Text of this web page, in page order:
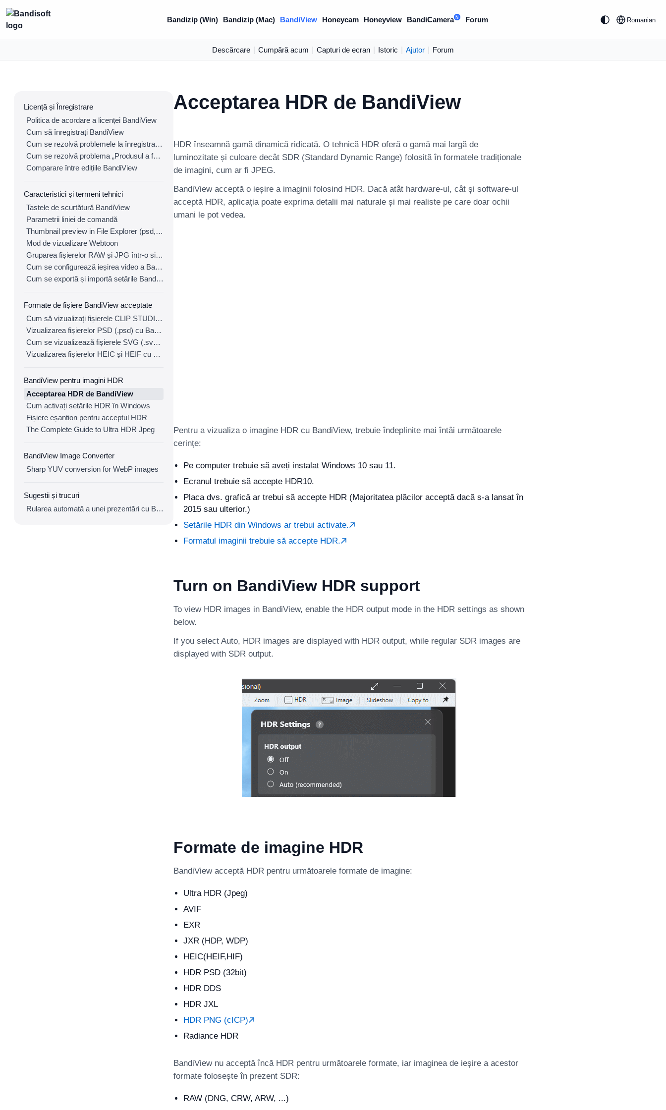
Bandizip (Win) Bandizip (Mac) BandiView Honeycam Honeyview BandiCamera N Forum Romanian
Descărcare Cumpără acum Capturi de ecran Istoric Ajutor Forum
Licență și Înregistrare
Politica de acordare a licenței BandiView
Cum să înregistrați BandiView
Cum se rezolvă problemele la înregistrarea BandiView
Cum se rezolvă problema „Produsul a fost înregistrat pe prea multe dispozitive”.
Comparare între edițiile BandiView
Caracteristici și termeni tehnici
Tastele de scurtătură BandiView
Parametrii liniei de comandă
Thumbnail preview in File Explorer (psd, clip, ...)
Mod de vizualizare Webtoon
Gruparea fișierelor RAW și JPG într-o singură imagine
Cum se configurează ieșirea video a BandiView
Cum se exportă și importă setările BandiView
Formate de fișiere BandiView acceptate
Cum să vizualizați fișierele CLIP STUDIO PAINT (.clip) cu BandiView
Vizualizarea fișierelor PSD (.psd) cu BandiView
Cum se vizualizează fișierele SVG (.svg) cu BandiView
Vizualizarea fișierelor HEIC și HEIF cu BandiView
BandiView pentru imagini HDR
Acceptarea HDR de BandiView
Cum activați setările HDR în Windows
Fișiere eșantion pentru acceptul HDR
The Complete Guide to Ultra HDR Jpeg
BandiView Image Converter
Sharp YUV conversion for WebP images
Sugestii și trucuri
Rularea automată a unei prezentări cu BandiView
Acceptarea HDR de BandiView
HDR înseamnă gamă dinamică ridicată. O tehnică HDR oferă o gamă mai largă de
luminozitate și culoare decât SDR (Standard Dynamic Range) folosită în formatele tradiționale
de imagini, cum ar fi JPEG.
BandiView acceptă o ieșire a imaginii folosind HDR. Dacă atât hardware-ul, cât și software-ul
acceptă HDR, aplicația poate exprima detalii mai naturale și mai realiste pe care doar ochii
umani le pot vedea.
Pentru a vizualiza o imagine HDR cu BandiView, trebuie îndeplinite mai întâi următoarele
cerințe:
Pe computer trebuie să aveți instalat Windows 10 sau 11.
Ecranul trebuie să accepte HDR10.
Placa dvs. grafică ar trebui să accepte HDR (Majoritatea plăcilor acceptă dacă s-a lansat în
2015 sau ulterior.)
Setările HDR din Windows ar trebui activate.
Formatul imaginii trebuie să accepte HDR.
Turn on BandiView HDR support
To view HDR images in BandiView, enable the HDR output mode in the HDR settings as shown
below.
If you select Auto, HDR images are displayed with HDR output, while regular SDR images are
displayed with SDR output.
Formate de imagine HDR
BandiView acceptă HDR pentru următoarele formate de imagine:
Ultra HDR (Jpeg)
AVIF
EXR
JXR (HDP, WDP)
HEIC(HEIF,HIF)
HDR PSD (32bit)
HDR DDS
HDR JXL
HDR PNG (cICP)
Radiance HDR
BandiView nu acceptă încă HDR pentru următoarele formate, iar imaginea de ieșire a acestor
formate folosește în prezent SDR:
RAW (DNG, CRW, ARW, ...)